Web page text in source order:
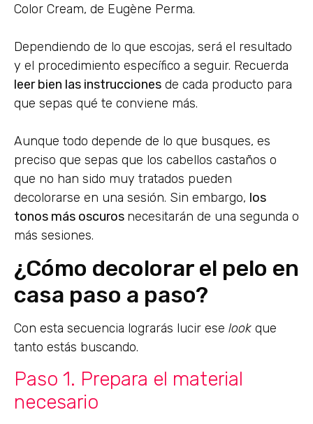
Color Cream, de Eugène Perma.
Dependiendo de lo que escojas, será el resultado
y el procedimiento específico a seguir. Recuerda
leer bien las instrucciones de cada producto para
que sepas qué te conviene más.
Aunque todo depende de lo que busques, es
preciso que sepas que los cabellos castaños o
que no han sido muy tratados pueden
decolorarse en una sesión. Sin embargo, los
tonos más oscuros necesitarán de una segunda o
más sesiones.
¿Cómo decolorar el pelo en
casa paso a paso?
Con esta secuencia lograrás lucir ese look que
tanto estás buscando.
Paso 1. Prepara el material
necesario